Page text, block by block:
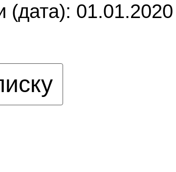
(дата): 01.01.2020